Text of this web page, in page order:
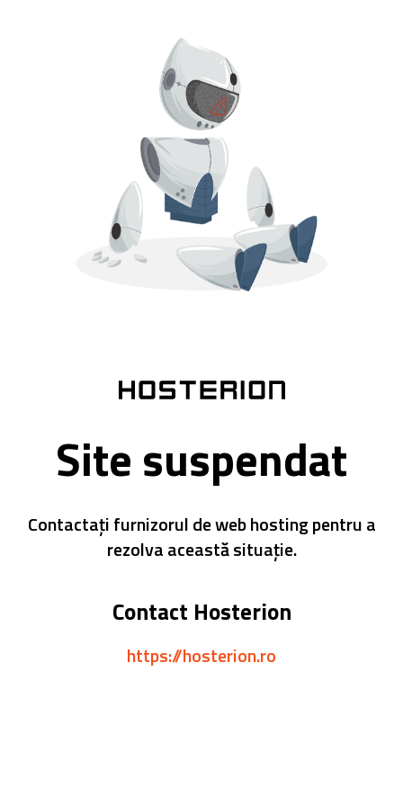
Site suspendat
Contactați furnizorul de web hosting pentru a
rezolva această situație.
Contact Hosterion
https://hosterion.ro